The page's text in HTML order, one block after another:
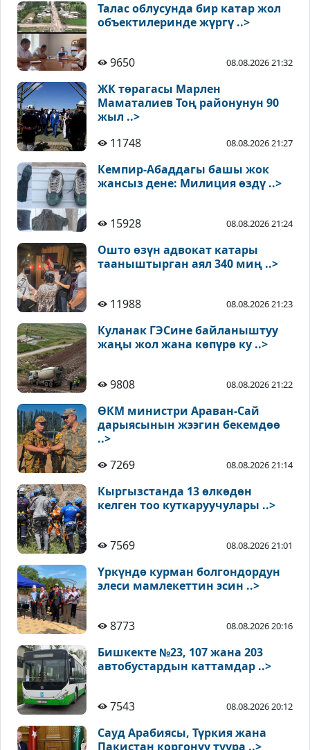
Талас облусунда бир катар жол
объектилеринде жүргү ..>
9650 08.08.2026 21:32
ЖК төрагасы Марлен
Маматалиев Тоң районунун 90
жыл ..>
11748
08.08.2026 21:27
Кемпир-Абаддагы башы жок
жансыз дене: Милиция өздү ..>
15928 08.08.2026 21:24
Ошто өзүн адвокат катары
тааныштырган аял 340 миң ..>
11988 08.08.2026 21:23
Куланак ГЭСине байланыштуу
жаңы жол жана көпүрө ку ..>
9808 08.08.2026 21:22
ӨКМ министри Араван-Сай
дарыясынын жээгин бекемдөө
..>
7269
08.08.2026 21:14
Кыргызстанда 13 өлкөдөн
келген тоо куткаруучулары ..>
7569 08.08.2026 21:01
Үркүндө курман болгондордун
элеси мамлекеттин эсин ..>
8773 08.08.2026 20:16
Бишкекте №23, 107 жана 203
автобустардын каттамдар ..>
7543 08.08.2026 20:12
Сауд Арабиясы, Түркия жана
Пакистан коргонуу туура ..>